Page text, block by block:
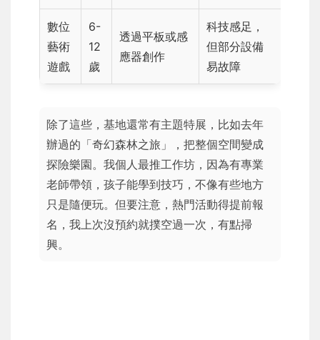
數位
藝術
遊戲
6-
12
歲
透過平板或感
應器創作
科技感足，
但部分設備
易故障
除了這些，基地還常有主題特展，比如去年
辦過的「奇幻森林之旅」，把整個空間變成
探險樂園。我個人最推工作坊，因為有專業
老師帶領，孩子能學到技巧，不像有些地方
只是隨便玩。但要注意，熱門活動得提前報
名，我上次沒預約就撲空過一次，有點掃
興。